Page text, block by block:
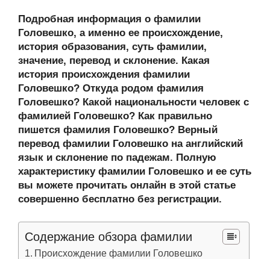
n
o
kl
a
ss
ni
ki
c
e
b
o
o
k
er g
er
J
o
ur
n
al
u
e
at
s
A
p
p
e
gr
a
m
ail р
а
в
и
ть
Подробная информация о фамилии
Головешко, а именно ее происхождение,
история образования, суть фамилии,
значение, перевод и склонение. Какая
история происхождения фамилии
Головешко? Откуда родом фамилия
Головешко? Какой национальности человек с
фамилией Головешко? Как правильно
пишется фамилия Головешко? Верный
перевод фамилии Головешко на английский
язык и склонение по падежам. Полную
характеристику фамилии Головешко и ее суть
вы можете прочитать онлайн в этой статье
совершенно бесплатно без регистрации.
Содержание обзора фамилии
Происхождение фамилии Головешко